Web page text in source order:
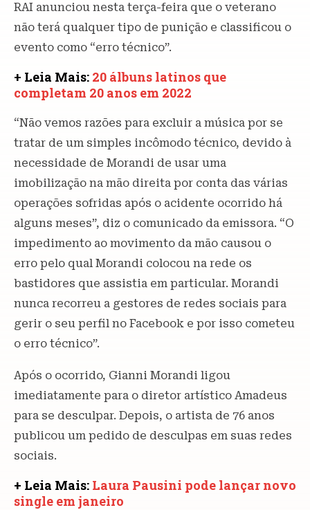
RAI anunciou nesta terça-feira que o veterano
não terá qualquer tipo de punição e classificou o
evento como “erro técnico”.
+ Leia Mais: 20 álbuns latinos que
completam 20 anos em 2022
“Não vemos razões para excluir a música por se
tratar de um simples incômodo técnico, devido à
necessidade de Morandi de usar uma
imobilização na mão direita por conta das várias
operações sofridas após o acidente ocorrido há
alguns meses”, diz o comunicado da emissora. “O
impedimento ao movimento da mão causou o
erro pelo qual Morandi colocou na rede os
bastidores que assistia em particular. Morandi
nunca recorreu a gestores de redes sociais para
gerir o seu perfil no Facebook e por isso cometeu
o erro técnico”.
Após o ocorrido, Gianni Morandi ligou
imediatamente para o diretor artístico Amadeus
para se desculpar. Depois, o artista de 76 anos
publicou um pedido de desculpas em suas redes
sociais.
+ Leia Mais: Laura Pausini pode lançar novo
single em janeiro